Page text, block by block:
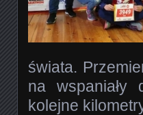
świata.
na wspaniały
kolejne